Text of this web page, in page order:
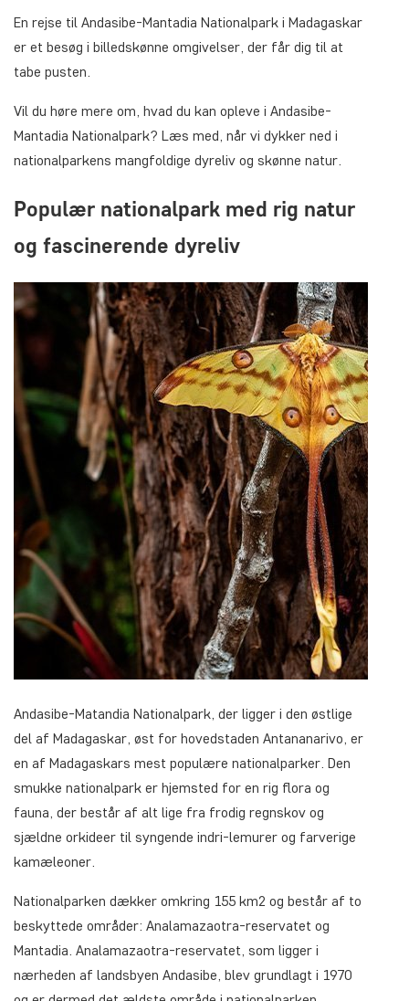
En rejse til Andasibe-Mantadia Nationalpark i Madagaskar
er et besøg i billedskønne omgivelser, der får dig til at
tabe pusten.
Vil du høre mere om, hvad du kan opleve i Andasibe-
Mantadia Nationalpark? Læs med, når vi dykker ned i
nationalparkens mangfoldige dyreliv og skønne natur.
Populær nationalpark med rig natur
og fascinerende dyreliv
Andasibe-Matandia Nationalpark, der ligger i den østlige
del af Madagaskar, øst for hovedstaden Antananarivo, er
en af Madagaskars mest populære nationalparker. Den
smukke nationalpark er hjemsted for en rig flora og
fauna, der består af alt lige fra frodig regnskov og
sjældne orkideer til syngende indri-lemurer og farverige
kamæleoner.
Nationalparken dækker omkring 155 km2 og består af to
beskyttede områder: Analamazaotra-reservatet og
Mantadia. Analamazaotra-reservatet, som ligger i
nærheden af landsbyen Andasibe, blev grundlagt i 1970